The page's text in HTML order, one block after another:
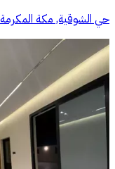
حي الشوقية, مكة المكرمة